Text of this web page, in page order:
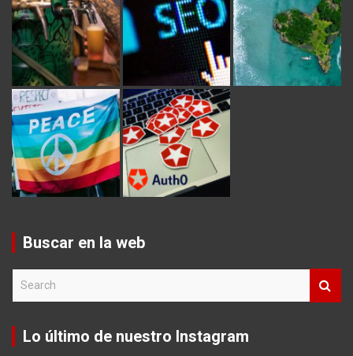
Buscar en la web
r
Lo último de nuestro Instagram